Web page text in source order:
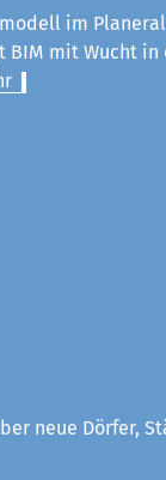
im
mit Wucht in
neue Dörfer,